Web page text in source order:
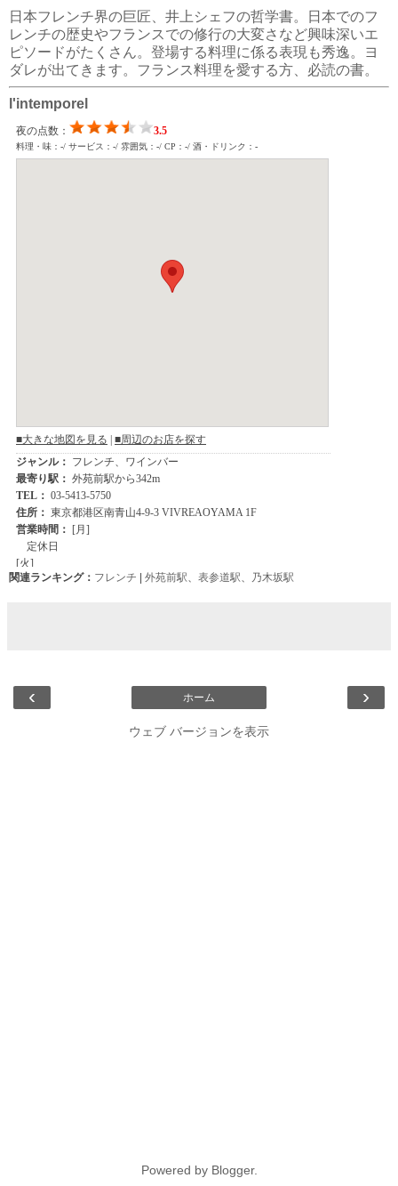
日本フレンチ界の巨匠、井上シェフの哲学書。日本でのフ
レンチの歴史やフランスでの修行の大変さなど興味深いエ
ピソードがたくさん。登場する料理に係る表現も秀逸。ヨ
ダレが出てきます。フランス料理を愛する方、必読の書。
l'intemporel
関連ランキング： フレンチ | 外苑前駅 表参道駅 乃木坂駅
‹ ›
ホーム
ウェブ バージョンを表示
Powered by Blogger.